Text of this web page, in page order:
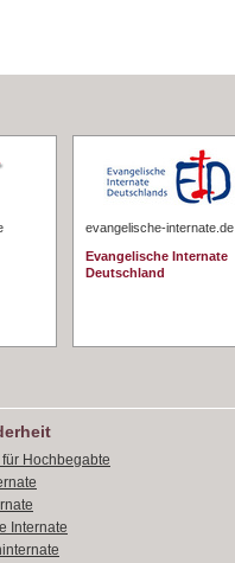
evangelische-internate.de
Evangelische Internate
Deutschland
für Hochbegabte
Internate